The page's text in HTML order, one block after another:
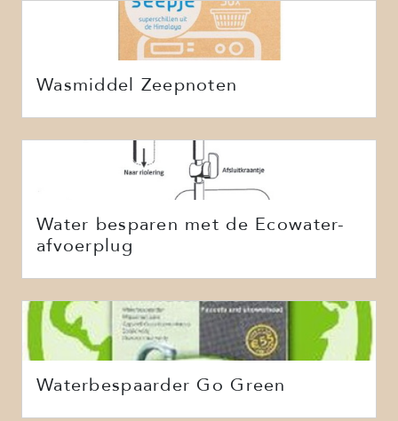
Wasmiddel Zeepnoten
Water besparen met de Ecowater-
afvoerplug
Waterbespaarder Go Green